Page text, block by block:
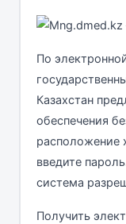
По
Казахстан
обеспечения
расположение
введите
система
Получить